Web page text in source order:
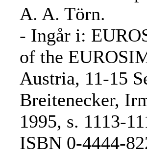
A. A. Törn.
- Ingår i:
of the
Austria, 11-15
Breitenecker,
1995, s. 1113-
ISBN 0-4444-